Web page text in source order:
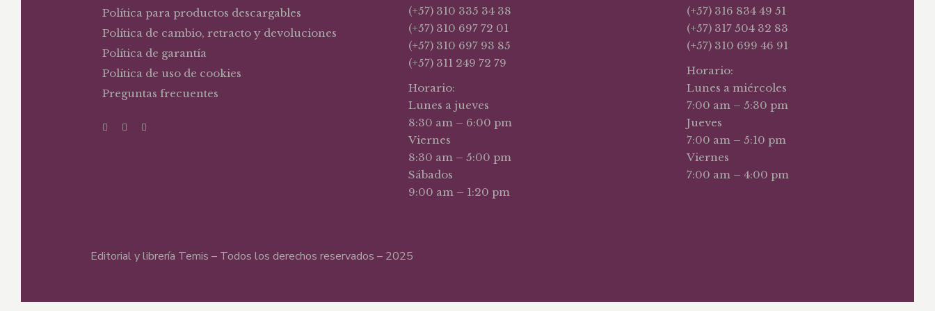
Política para productos descargables
Política de cambio, retracto y devoluciones
Política de garantía
Política de uso de cookies
Preguntas frecuentes
(+57) 310 335 34 38
(+57) 310 697 72 01
(+57) 310 697 93 85
(+57) 311 249 72 79
Horario:
Lunes a jueves
8:30 am – 6:00 pm
Viernes
8:30 am – 5:00 pm
Sábados
9:00 am – 1:20 pm
(+57) 316 834 49 51
(+57) 317 504 32 83
(+57) 310 699 46 91
Horario:
Lunes a miércoles
7:00 am – 5:30 pm
Jueves
7:00 am – 5:10 pm
Viernes
7:00 am – 4:00 pm
Editorial y librería Temis – Todos los derechos reservados – 2025